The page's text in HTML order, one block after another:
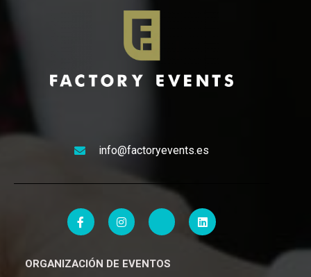
info@factoryevents.es
ORGANIZACIÓN DE EVENTOS